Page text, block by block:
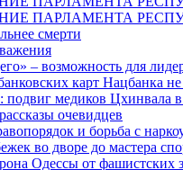
ПАРЛАМЕНТА
смерти
– возможность для
карт Нацбанка
подвиг медиков Цхинвала в
очевидцев
и борьба с
во дворе до мастера
Одессы от фашистских